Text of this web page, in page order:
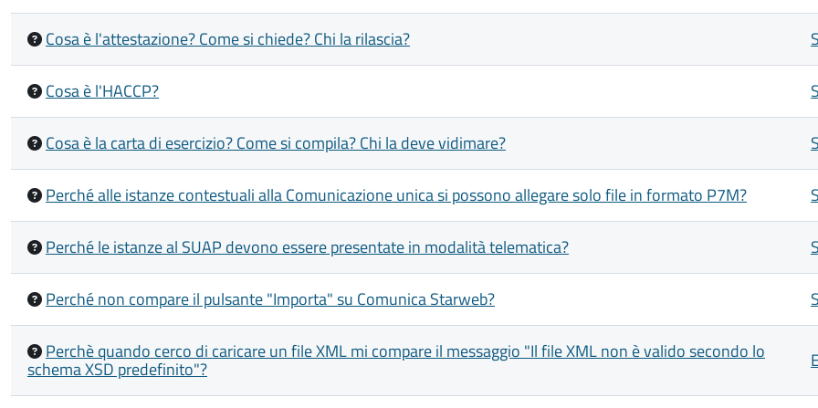
Cosa è l'attestazione? Come si chiede? Chi la rilascia?
Cosa è l'HACCP?
Cosa è la carta di esercizio? Come si compila? Chi la deve vidimare?
Perché alle istanze contestuali alla Comunicazione unica si possono allegare solo file in formato P7M?
Perché le istanze al SUAP devono essere presentate in modalità telematica?
Perché non compare il pulsante "Importa" su Comunica Starweb?
Perchè quando cerco di caricare un file XML mi compare il messaggio "Il file XML non è valido secondo lo
schema XSD predefinito"?